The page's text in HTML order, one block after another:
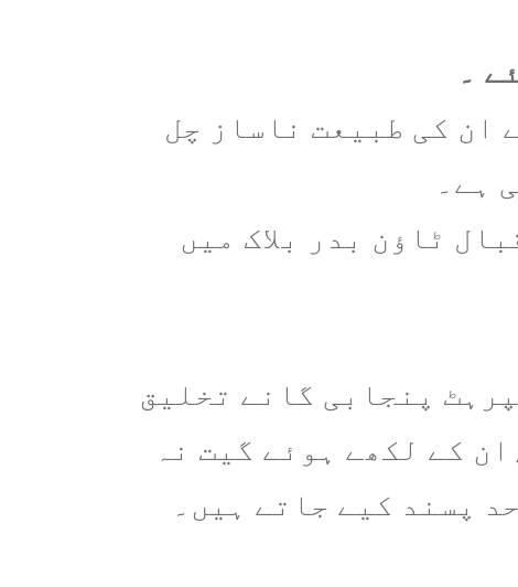
۔
ان کی طبیعت ناساز چل
ہے۔
ٹاؤن بدر بلاک میں
پنجابی گانے تخلیق
کے لکھے ہوئے گیت نہ
پسند کیے جاتے ہیں۔